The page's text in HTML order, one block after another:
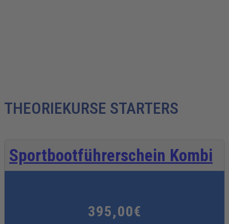
THEORIEKURSE STARTERS
Sportbootführerschein Kombi
395,00€